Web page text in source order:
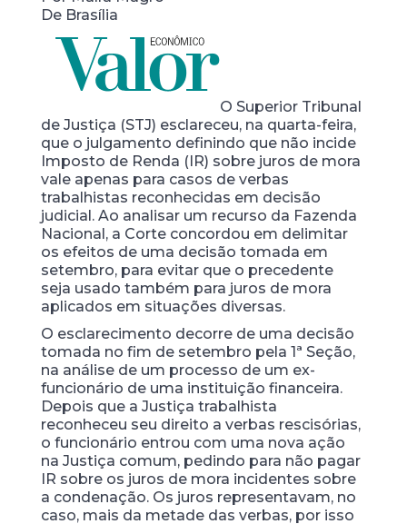
De Brasília
O Superior Tribunal
de Justiça (STJ) esclareceu, na quarta-feira,
que o julgamento definindo que não incide
Imposto de Renda (IR) sobre juros de mora
vale apenas para casos de verbas
trabalhistas reconhecidas em decisão
judicial. Ao analisar um recurso da Fazenda
Nacional, a Corte concordou em delimitar
os efeitos de uma decisão tomada em
setembro, para evitar que o precedente
seja usado também para juros de mora
aplicados em situações diversas.
O esclarecimento decorre de uma decisão
tomada no fim de setembro pela 1ª Seção,
na análise de um processo de um ex-
funcionário de uma instituição financeira.
Depois que a Justiça trabalhista
reconheceu seu direito a verbas rescisórias,
o funcionário entrou com uma nova ação
na Justiça comum, pedindo para não pagar
IR sobre os juros de mora incidentes sobre
a condenação. Os juros representavam, no
caso, mais da metade das verbas, por isso